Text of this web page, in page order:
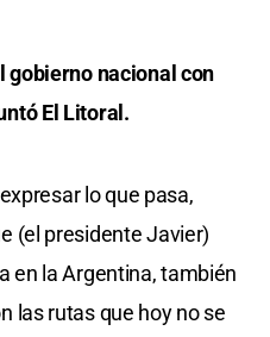
gobierno nacional con
El Litoral.
lo que pasa,
(el presidente Javier)
en la Argentina, también
las rutas que hoy no se